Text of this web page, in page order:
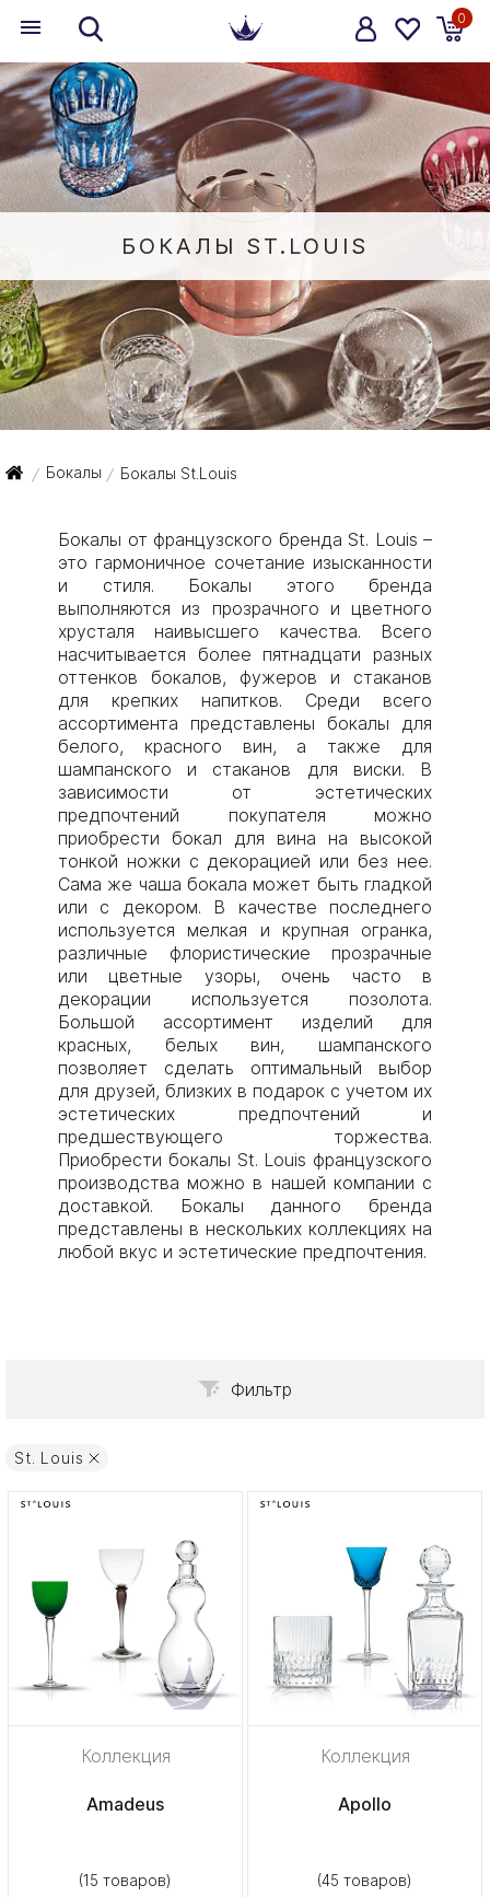
0
БОКАЛЫ ST.LOUIS
/ Бокалы / Бокалы St.Louis
Бокалы от французского бренда St. Louis –
это гармоничное сочетание изысканности
и стиля. Бокалы этого бренда
выполняются из прозрачного и цветного
хрусталя наивысшего качества. Всего
насчитывается более пятнадцати разных
оттенков бокалов, фужеров и стаканов
для крепких напитков. Среди всего
ассортимента представлены бокалы для
белого, красного вин, а также для
шампанского и стаканов для виски. В
зависимости от эстетических
предпочтений покупателя можно
приобрести бокал для вина на высокой
тонкой ножки с декорацией или без нее.
Сама же чаша бокала может быть гладкой
или с декором. В качестве последнего
используется мелкая и крупная огранка,
различные флористические прозрачные
или цветные узоры, очень часто в
декорации используется позолота.
Большой ассортимент изделий для
красных, белых вин, шампанского
позволяет сделать оптимальный выбор
для друзей, близких в подарок с учетом их
эстетических предпочтений и
предшествующего торжества.
Приобрести бокалы St. Louis французского
производства можно в нашей компании с
доставкой. Бокалы данного бренда
представлены в нескольких коллекциях на
любой вкус и эстетические предпочтения.
Фильтр
St. Louis
Коллекция
Amadeus
(15 товаров)
Коллекция
Apollo
(45 товаров)